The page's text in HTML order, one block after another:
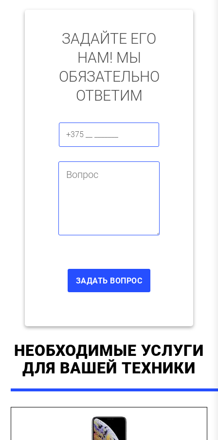
ЗАДАЙТЕ ЕГО
НАМ! МЫ
ОБЯЗАТЕЛЬНО
ОТВЕТИМ
НЕОБХОДИМЫЕ УСЛУГИ
ДЛЯ ВАШЕЙ ТЕХНИКИ